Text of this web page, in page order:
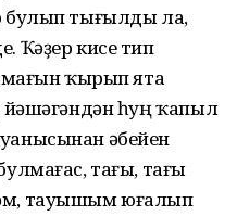
булып тығылды ла,
Ҡәҙер кисе тип
ҡырып ята
йәшәгәндән һуң ҡапыл
әбейен
тағы, тағы
тауышым юғалып